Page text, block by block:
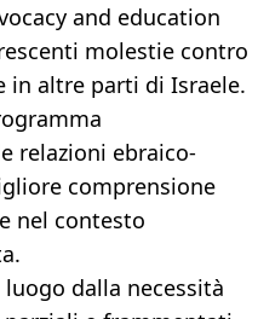
and education
molestie contro
in altre parti di Israele.
relazioni ebraico-
comprensione
nel contesto
dalla necessità